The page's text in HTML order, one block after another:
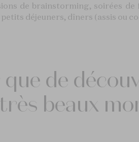
de brainstorming, soirées de
déjeuners, dîners (assis ou
de
beaux